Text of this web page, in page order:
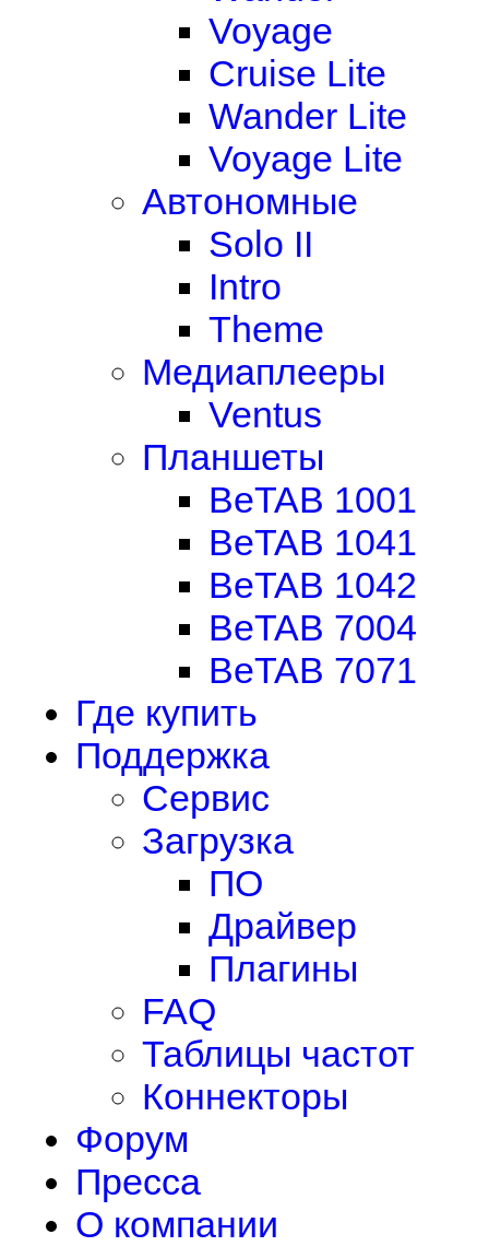
Voyage
Cruise Lite
Wander Lite
Voyage Lite
Автономные
Solo II
Intro
Theme
Медиаплееры
Ventus
Планшеты
BeTAB 1001
BeTAB 1041
BeTAB 1042
BeTAB 7004
BeTAB 7071
Где купить
Поддержка
Сервис
Загрузка
ПО
Драйвер
Плагины
FAQ
Таблицы частот
Коннекторы
Форум
Пресса
О компании